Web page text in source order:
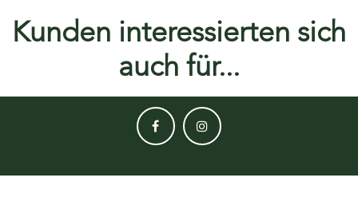
Kunden interessierten sich
auch für...